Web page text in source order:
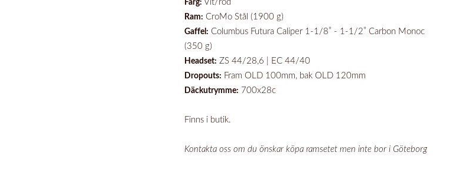
Ram: CroMo Stål (1900 g)
Gaffel: Columbus Futura Caliper 1-1/8” - 1-1/2” Carbon Monoc
(350 g)
Headset: ZS 44/28,6 | EC 44/40
Dropouts: Fram OLD 100mm, bak OLD 120mm
Däckutrymme: 700x28c
Finns i butik.
Kontakta oss om du önskar köpa ramsetet men inte bor i Göteborg